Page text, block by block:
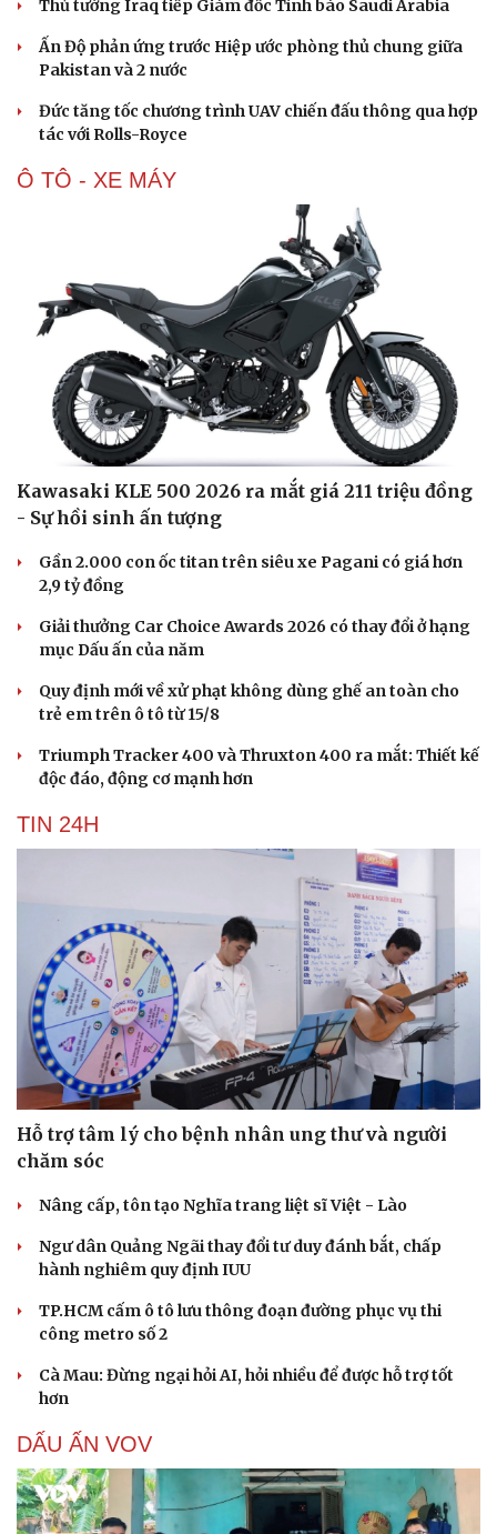
Tư vấn
Săn Tour
check-in
Podcast
Câu chuyện thời sự
Đọc truyện đêm khuya
Cửa sổ tình yêu
Kể chuyện cho bé
Hạt giống tâm hồn
Thủ tướng Iraq tiếp Giám đốc Tình báo Saudi Arabia
Ấn Độ phản ứng trước Hiệp ước phòng thủ chung giữa
Pakistan và 2 nước
Đức tăng tốc chương trình UAV chiến đấu thông qua hợp
tác với Rolls-Royce
Ô TÔ - XE MÁY
Kawasaki KLE 500 2026 ra mắt giá 211 triệu đồng
- Sự hồi sinh ấn tượng
Gần 2.000 con ốc titan trên siêu xe Pagani có giá hơn
2,9 tỷ đồng
Giải thưởng Car Choice Awards 2026 có thay đổi ở hạng
mục Dấu ấn của năm
Quy định mới về xử phạt không dùng ghế an toàn cho
trẻ em trên ô tô từ 15/8
Triumph Tracker 400 và Thruxton 400 ra mắt: Thiết kế
độc đáo, động cơ mạnh hơn
TIN 24H
Hỗ trợ tâm lý cho bệnh nhân ung thư và người
chăm sóc
Nâng cấp, tôn tạo Nghĩa trang liệt sĩ Việt - Lào
Ngư dân Quảng Ngãi thay đổi tư duy đánh bắt, chấp
hành nghiêm quy định IUU
TP.HCM cấm ô tô lưu thông đoạn đường phục vụ thi
công metro số 2
Cà Mau: Đừng ngại hỏi AI, hỏi nhiều để được hỗ trợ tốt
hơn
DẤU ẤN VOV